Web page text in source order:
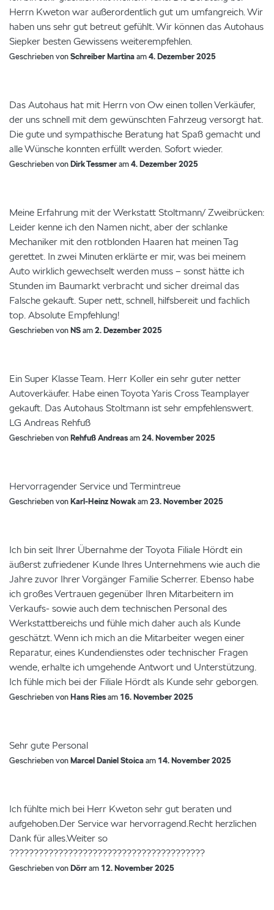
Herrn Kweton war außerordentlich gut um umfangreich. Wir
haben uns sehr gut betreut gefühlt. Wir können das Autohaus
Siepker besten Gewissens weiterempfehlen.
Geschrieben vonSchreiber Martinaam4. Dezember 2025
Das Autohaus hat mit Herrn von Ow einen tollen Verkäufer,
der uns schnell mit dem gewünschten Fahrzeug versorgt hat.
Die gute und sympathische Beratung hat Spaß gemacht und
alle Wünsche konnten erfüllt werden. Sofort wieder.
Geschrieben vonDirk Tessmeram4. Dezember 2025
Meine Erfahrung mit der Werkstatt Stoltmann/ Zweibrücken:
Leider kenne ich den Namen nicht, aber der schlanke
Mechaniker mit den rotblonden Haaren hat meinen Tag
gerettet. In zwei Minuten erklärte er mir, was bei meinem
Auto wirklich gewechselt werden muss – sonst hätte ich
Stunden im Baumarkt verbracht und sicher dreimal das
Falsche gekauft. Super nett, schnell, hilfsbereit und fachlich
top. Absolute Empfehlung!
Geschrieben vonNSam2. Dezember 2025
Ein Super Klasse Team. Herr Koller ein sehr guter netter
Autoverkäufer. Habe einen Toyota Yaris Cross Teamplayer
gekauft. Das Autohaus Stoltmann ist sehr empfehlenswert.
LG Andreas Rehfuß
Geschrieben vonRehfuß Andreasam24. November 2025
Hervorragender Service und Termintreue
Geschrieben vonKarl-Heinz Nowakam23. November 2025
Ich bin seit Ihrer Übernahme der Toyota Filiale Hördt ein
äußerst zufriedener Kunde Ihres Unternehmens wie auch die
Jahre zuvor Ihrer Vorgänger Familie Scherrer. Ebenso habe
ich großes Vertrauen gegenüber Ihren Mitarbeitern im
Verkaufs- sowie auch dem technischen Personal des
Werkstattbereichs und fühle mich daher auch als Kunde
geschätzt. Wenn ich mich an die Mitarbeiter wegen einer
Reparatur, eines Kundendienstes oder technischer Fragen
wende, erhalte ich umgehende Antwort und Unterstützung.
Ich fühle mich bei der Filiale Hördt als Kunde sehr geborgen.
Geschrieben vonHans Riesam 16. November 2025
Sehr gute Personal
Geschrieben vonMarcel Daniel Stoicaam 14. November 2025
Ich fühlte mich bei Herr Kweton sehr gut beraten und
aufgehoben.Der Service war hervorragend.Recht herzlichen
Dank für alles.Weiter so
????????????????????????????????????????
Geschrieben vonDörram 12. November 2025